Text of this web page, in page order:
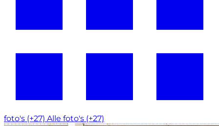
foto's (+27) Alle foto's (+27)